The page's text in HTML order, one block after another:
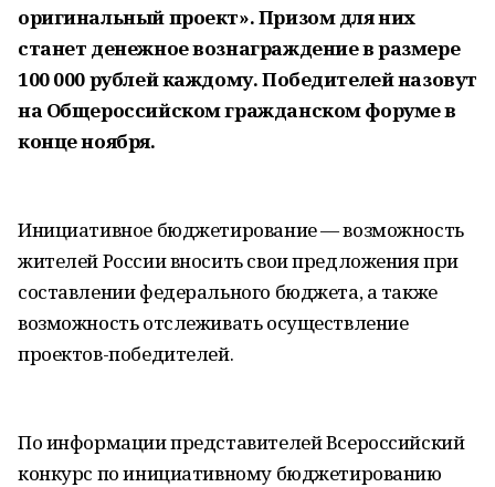
оригинальный проект». Призом для них
станет денежное вознаграждение в размере
100 000 рублей каждому. Победителей назовут
на Общероссийском гражданском форуме в
конце ноября.
Инициативное бюджетирование — возможность
жителей России вносить свои предложения при
составлении федерального бюджета, а также
возможность отслеживать осуществление
проектов-победителей.
По информации представителей Всероссийский
конкурс по инициативному бюджетированию